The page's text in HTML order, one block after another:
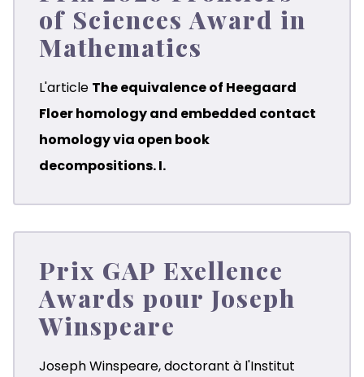
of Sciences Award in
Mathematics
L'article The equivalence of Heegaard
Floer homology and embedded contact
homology via open book
decompositions. I.
Prix GAP Exellence
Awards pour Joseph
Winspeare
Joseph Winspeare, doctorant à l'Institut